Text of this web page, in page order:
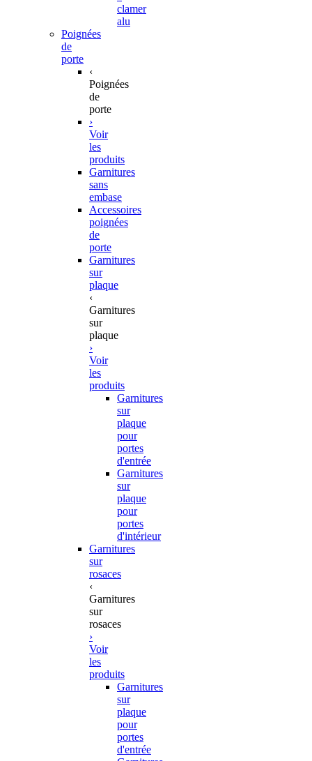
clamer
alu
Poignées
de
porte
‹
Poignées
de
porte
›
Voir
les
produits
Garnitures
sans
embase
Accessoires
poignées
de
porte
Garnitures
sur
plaque
‹
Garnitures
sur
plaque
›
Voir
les
produits
Garnitures
sur
plaque
pour
portes
d'entrée
Garnitures
sur
plaque
pour
portes
d'intérieur
Garnitures
sur
rosaces
‹
Garnitures
sur
rosaces
›
Voir
les
produits
Garnitures
sur
plaque
pour
portes
d'entrée